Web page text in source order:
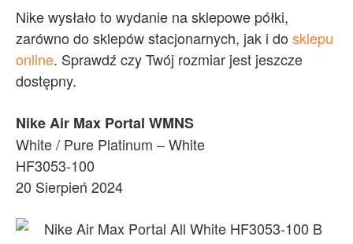
Nike wysłało to wydanie na sklepowe półki,
zarówno do sklepów stacjonarnych, jak i do sklepu
online. Sprawdź czy Twój rozmiar jest jeszcze
dostępny.
Nike Air Max Portal WMNS
White / Pure Platinum – White
HF3053-100
20 Sierpień 2024